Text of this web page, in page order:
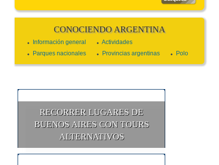
CONOCIENDO ARGENTINA
Información general
Actividades
Parques nacionales
Provincias argentinas Polo
RECORRER LUGARES DE
BUENOS AIRES CON TOURS
ALTERNATIVOS